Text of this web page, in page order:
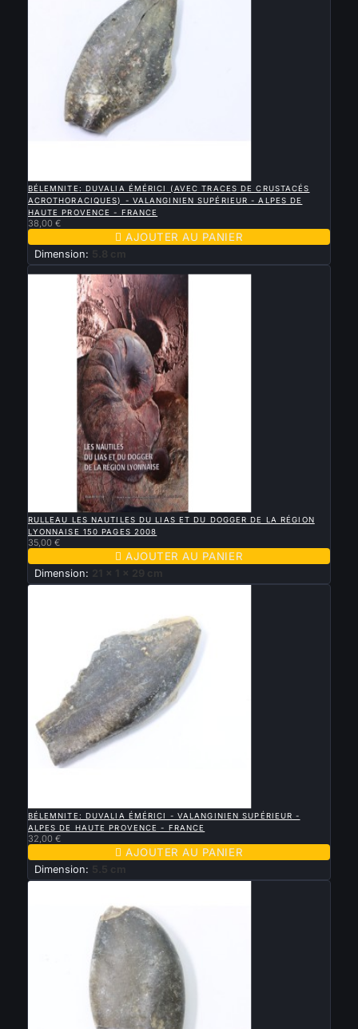
BÉLEMNITE: DUVALIA ÉMÉRICI (AVEC TRACES DE CRUSTACÉS
ACROTHORACIQUES) - VALANGINIEN SUPÉRIEUR - ALPES DE
HAUTE PROVENCE - FRANCE
38,00 €
 AJOUTER AU PANIER
Dimension: 5.8 cm
Nouveau
APERÇU RAPIDE
RULLEAU LES NAUTILES DU LIAS ET DU DOGGER DE LA RÉGION
LYONNAISE 150 PAGES 2008
35,00 €
 AJOUTER AU PANIER
Dimension: 21 x 1 x 29 cm
BÉLEMNITE: DUVALIA ÉMÉRICI - VALANGINIEN SUPÉRIEUR -
ALPES DE HAUTE PROVENCE - FRANCE
32,00 €
 AJOUTER AU PANIER
Dimension: 5.5 cm